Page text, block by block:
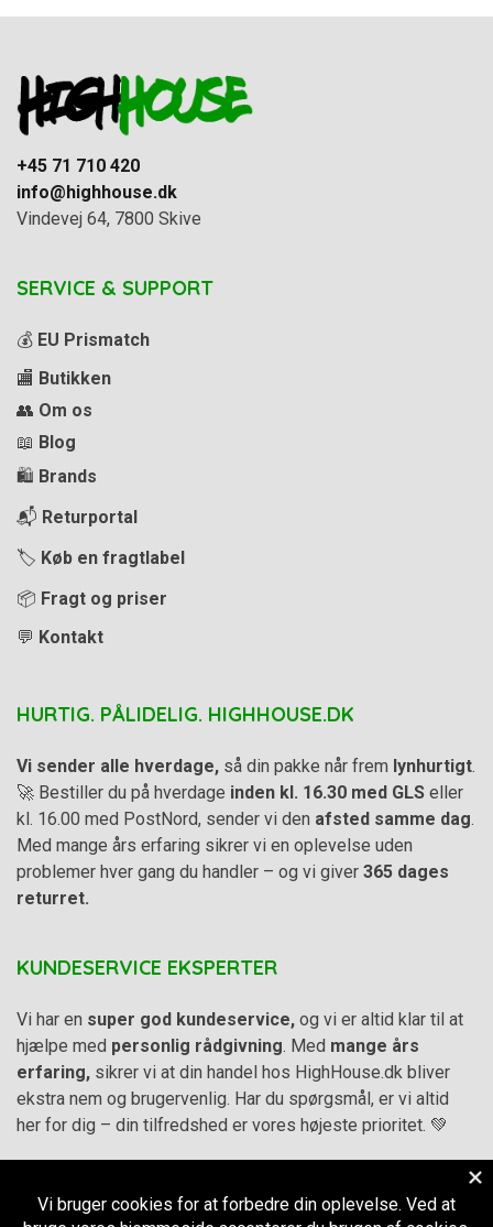
+45 71 710 420
info@highhouse.dk
Vindevej 64, 7800 Skive
SERVICE & SUPPORT
💰 EU Prismatch
🏬 Butikken
👥 Om os
📖 Blog
🛍️ Brands
📬 Returportal
🏷️ Køb en fragtlabel
📦 Fragt og priser
💬 Kontakt
HURTIG. PÅLIDELIG. HIGHHOUSE.DK
Vi sender alle hverdage, så din pakke når frem lynhurtigt.
🚀 Bestiller du på hverdage inden kl. 16.30 med GLS eller
kl. 16.00 med PostNord, sender vi den afsted samme dag.
Med mange års erfaring sikrer vi en oplevelse uden
problemer hver gang du handler – og vi giver 365 dages
returret.
KUNDESERVICE EKSPERTER
Vi har en super god kundeservice, og vi er altid klar til at
hjælpe med personlig rådgivning. Med mange års
erfaring, sikrer vi at din handel hos HighHouse.dk bliver
ekstra nem og brugervenlig. Har du spørgsmål, er vi altid
her for dig – din tilfredshed er vores højeste prioritet. 💚